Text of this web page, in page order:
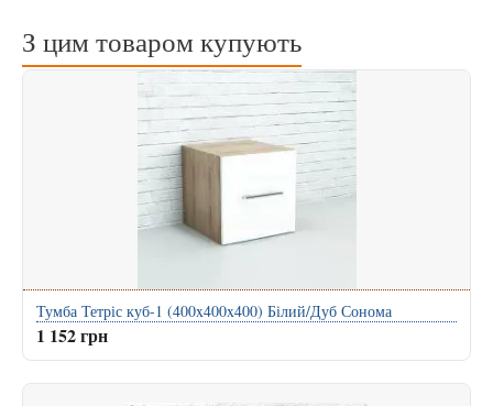
З цим товаром купують
Тумба Тетріс куб-1 (400x400x400) Білий/Дуб Сонома
1 152 грн